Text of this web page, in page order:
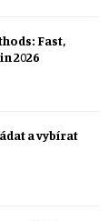
Fast,
2026
a vybírat